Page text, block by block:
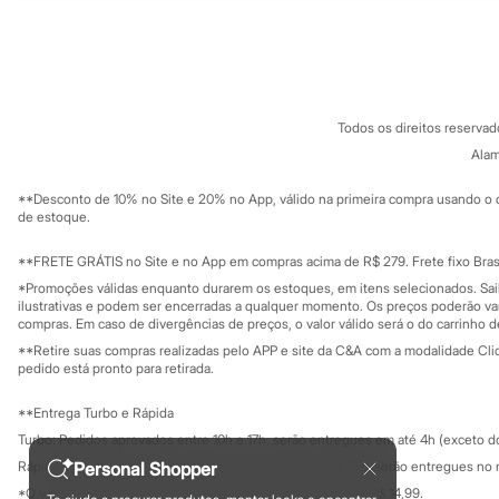
Finalizadores
Shampoo
Cuidados com o corpo
Hidratante
Protetor solar
Tratamento
Cuidados com o rosto
Esfoliante
Hidratante
Tônicos
Maquiagens
Base
Batom
Personal Shopper
Mapa do site
Investidores
Privacidade
Configuração de cookies
Minha privacidade
C&A Pay
Sobre o C&A
Governança
Educação
Todos os direitos
**Desconto de 10% no Site e 20% no App, válido na primeira compra usando
de estoque.
**FRETE GRÁTIS no Site e no App em compras acima de R$ 279. Frete fixo
*Promoções válidas enquanto durarem os estoques, em itens selecionados.
ilustrativas e podem ser encerradas a qualquer momento. Os preços poderão
compras. Em caso de divergências de preços, o valor válido será o do carrinho
**Retire suas compras realizadas pelo APP e site da C&A com a modalidade
pedido está pronto para retirada.
**Entrega Turbo e Rápida
Turbo: Pedidos aprovados entre 10h e 17h, serão entregues em até 4h (exceto
Rápida: Pedidos com os pagamentos aprovados até as 10h, serão entregues
*O valor do frete para o turbo é R$ 24,99 e para a rápida é R$ 14,99.